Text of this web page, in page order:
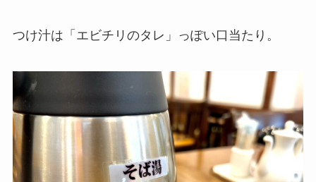
つけ汁は「エビチリのタレ」っぽい口当たり。